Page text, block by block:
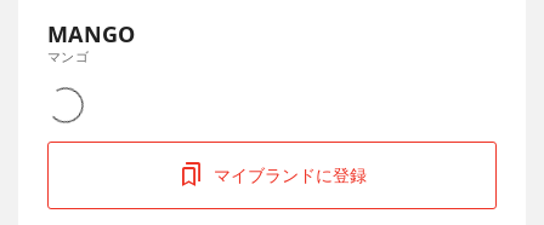
MANGO
マンゴ
マイブランドに登録